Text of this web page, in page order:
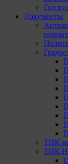
Год
Документы
ТИК
ТИК